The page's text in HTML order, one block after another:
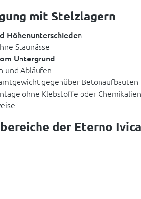
mit Stelzlagern
Höhenunterschieden
Staunässe
Untergrund
und Abläufen
gegenüber Betonaufbauten
ohne Klebstoffe oder Chemikalien
der Eterno Ivica